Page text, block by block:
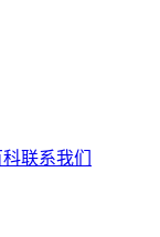
科联系我们